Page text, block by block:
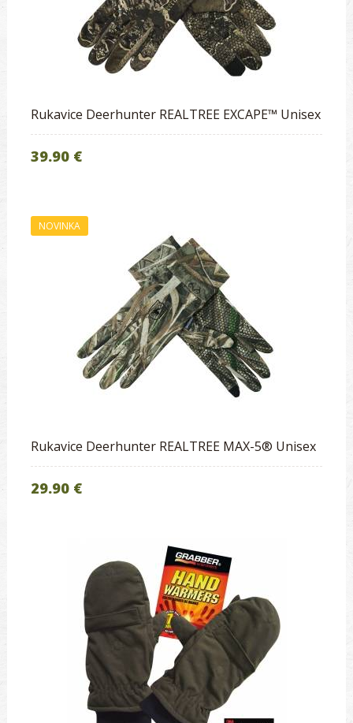
Rukavice Deerhunter REALTREE EXCAPE™ Unisex
39.90 €
NOVINKA
Rukavice Deerhunter REALTREE MAX-5® Unisex
29.90 €